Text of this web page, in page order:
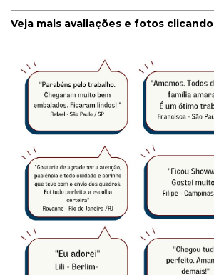
Veja mais avaliações e fotos clicando